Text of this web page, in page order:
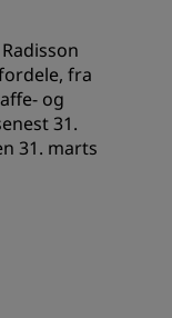
fra
og
31.
31. marts